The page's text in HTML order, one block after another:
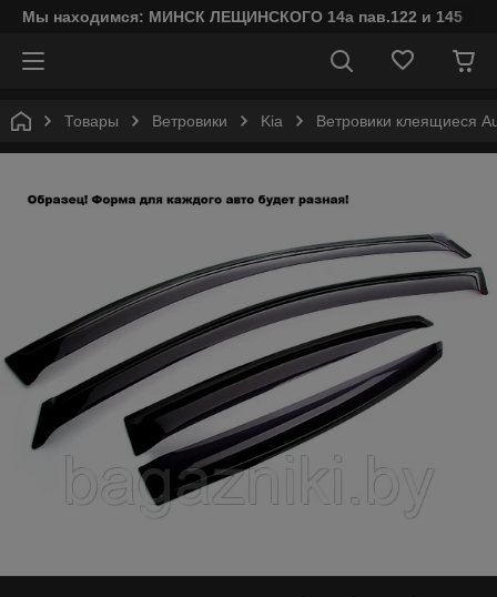
Мы находимся: МИНСК ЛЕЩИНСКОГО 14а пав.122 и 145
Товары Ветровики Kia Ветровики клеящиеся